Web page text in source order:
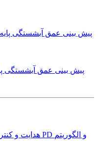
پیش بینی عمق آبشستگی